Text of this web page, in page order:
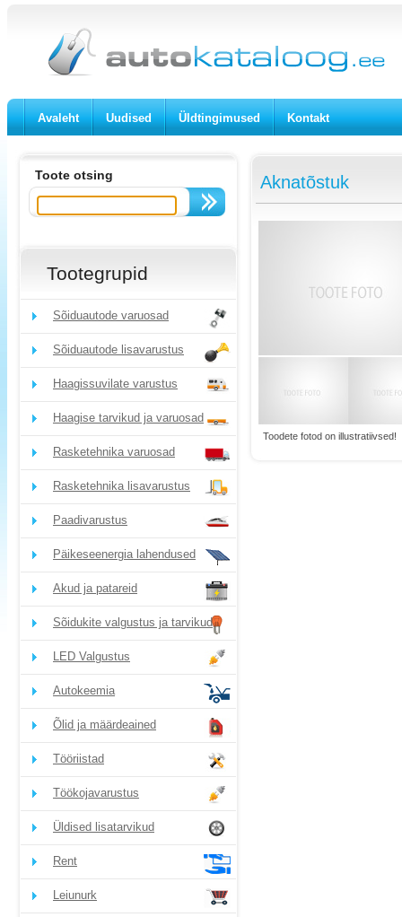
Avaleht Uudised Üldtingimused Kontakt
Toote otsing
Tootegrupid
Sõiduautode varuosad
Sõiduautode lisavarustus
Haagissuvilate varustus
Haagise tarvikud ja varuosad
Rasketehnika varuosad
Rasketehnika lisavarustus
Paadivarustus
Päikeseenergia lahendused
Akud ja patareid
Sõidukite valgustus ja tarvikud
LED Valgustus
Autokeemia
Õlid ja määrdeained
Tööriistad
Töökojavarustus
Üldised lisatarvikud
Rent
Leiunurk
Aknatõstuk
Toodete fotod on illustratiivsed!